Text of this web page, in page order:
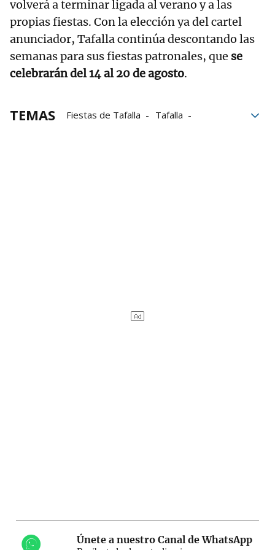
volverá a terminar ligada al verano y a las
propias fiestas. Con la elección ya del cartel
anunciador, Tafalla continúa descontando las
semanas para sus fiestas patronales, que se
celebrarán del 14 al 20 de agosto.
TEMAS Fiestas de Tafalla
Tafalla
Únete a nuestro Canal de WhatsApp